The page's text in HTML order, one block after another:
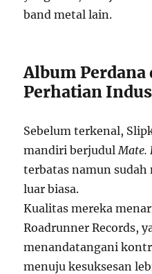
band metal lain.
Album Perdana
Perhatian
Sebelum terkenal,
mandiri berjudul Mate.
terbatas namun
luar biasa.
Kualitas mereka
Roadrunner Records,
menandatangani
menuju kesuksesan